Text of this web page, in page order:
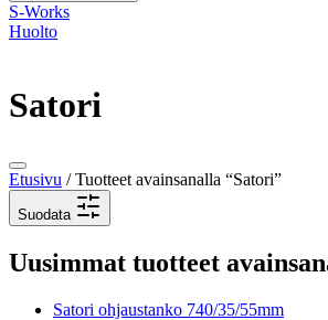
S-Works
Huolto
Satori
Etusivu / Tuotteet avainsanalla “Satori”
Suodata
Uusimmat tuotteet
Satori ohjaustanko 740/35/55mm